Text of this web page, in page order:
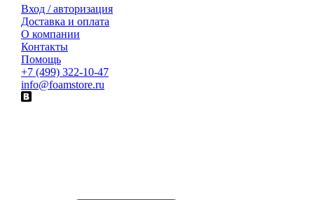
Вход / авторизация
Доставка и оплата
О компании
Контакты
Помощь
+7 (499) 322-10-47
info@foamstore.ru